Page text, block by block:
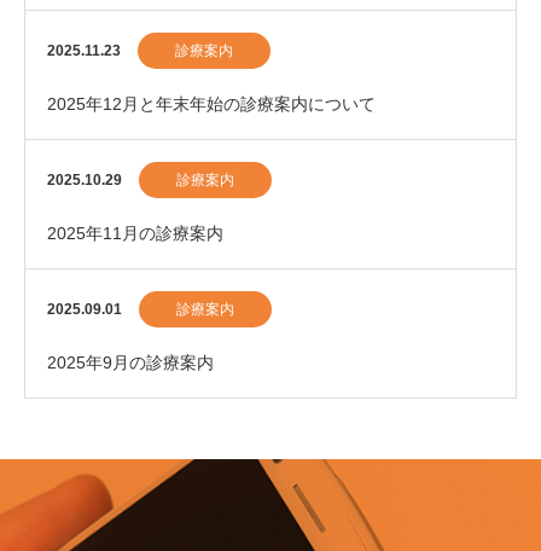
2025.11.23 診療案内
2025年12月と年末年始の診療案内について
2025.10.29 診療案内
2025年11月の診療案内
2025.09.01 診療案内
2025年9月の診療案内